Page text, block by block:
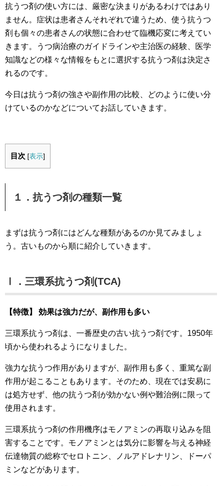
抗うつ剤の使い方には、厳密な決まりがあるわけではあり
ません。症状は患者さんそれぞれで違うため、使う抗うつ
剤も個々の患者さんの状態に合わせて臨機応変に考えてい
きます。うつ病治療のガイドラインや主治医の経験、医学
知識などの様々な情報をもとに選択する抗うつ剤は決定さ
れるのです。
今日は抗うつ剤の強さや副作用の比較、どのように使い分
けているのかなどについてお話していきます。
目次 [表示]
１．抗うつ剤の種類一覧
まずは抗うつ剤にはどんな種類があるのか見てみましょ
う。古いものから順に紹介していきます。
Ⅰ．三環系抗うつ剤(TCA)
【特徴】 効果は強力だが、副作用も多い
三環系抗うつ剤は、一番歴史の古い抗うつ剤です。1950年
頃から使われるようになりました。
強力な抗うつ作用がありますが、副作用も多く、重篤な副
作用が起こることもあります。そのため、現在では安易に
は処方せず、他の抗うつ剤が効かない例や難治例に限って
使用されます。
三環系抗うつ剤の作用機序はモノアミンの再取り込みを阻
害することです。モノアミンとは気分に影響を与える神経
伝達物質の総称でセロトニン、ノルアドレナリン、ドーパ
ミンなどがあります。